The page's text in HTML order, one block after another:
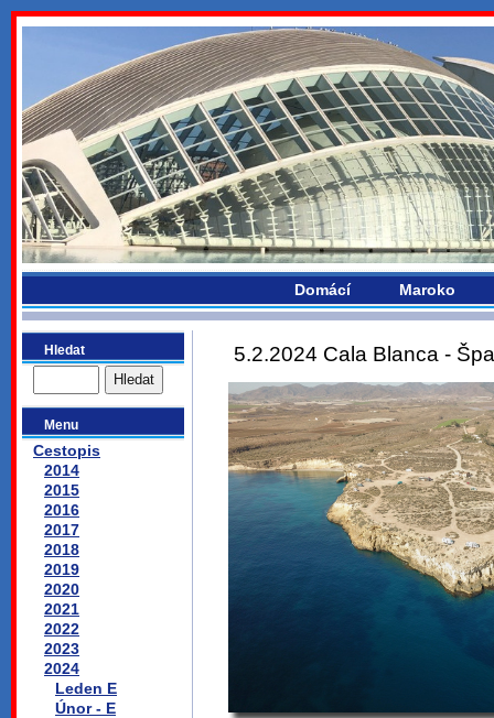
bydlikemevropou.com
Domácí Maroko
Hledat
Menu
Cestopis
2014
2015
2016
2017
2018
2019
2020
2021
2022
2023
2024
Leden E
Únor - E
5.2.2024 Cala Blanca -